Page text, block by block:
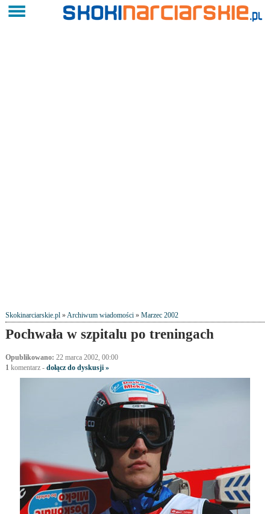
Skokinarciarskie.pl»Archiwum wiadomości» Marzec 2002
Pochwała w szpitalu po treningach
Opublikowano: 22 marca 2002, 00:00
1komentarz- dołącz do dyskusji »